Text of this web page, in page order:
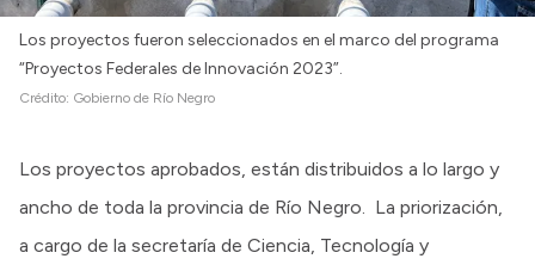
Los proyectos fueron seleccionados en el marco del programa
“Proyectos Federales de Innovación 2023”.
Crédito: Gobierno de Río Negro
Los proyectos aprobados, están distribuidos a lo largo y
ancho de toda la provincia de Río Negro. La priorización,
a cargo de la secretaría de Ciencia, Tecnología y